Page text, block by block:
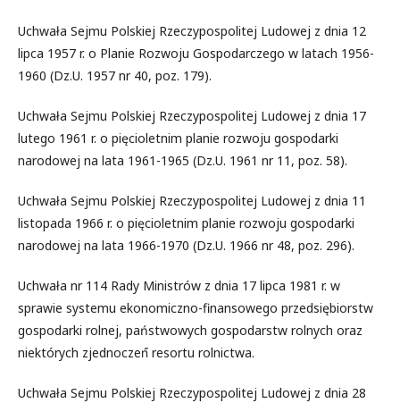
Uchwała Sejmu Polskiej Rzeczypospolitej Ludowej z dnia 12
lipca 1957 r. o Planie Rozwoju Gospodarczego w latach 1956-
1960 (Dz.U. 1957 nr 40, poz. 179).
Uchwała Sejmu Polskiej Rzeczypospolitej Ludowej z dnia 17
lutego 1961 r. o pięcioletnim planie rozwoju gospodarki
narodowej na lata 1961-1965 (Dz.U. 1961 nr 11, poz. 58).
Uchwała Sejmu Polskiej Rzeczypospolitej Ludowej z dnia 11
listopada 1966 r. o pięcioletnim planie rozwoju gospodarki
narodowej na lata 1966-1970 (Dz.U. 1966 nr 48, poz. 296).
Uchwała nr 114 Rady Ministrów z dnia 17 lipca 1981 r. w
sprawie systemu ekonomiczno-finansowego przedsiębiorstw
gospodarki rolnej, państwowych gospodarstw rolnych oraz
niektórych zjednoczeń́ resortu rolnictwa.
Uchwała Sejmu Polskiej Rzeczypospolitej Ludowej z dnia 28